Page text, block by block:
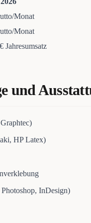
Monat
Monat
Jahresumsatz
und
HP Latex)
InDesign)